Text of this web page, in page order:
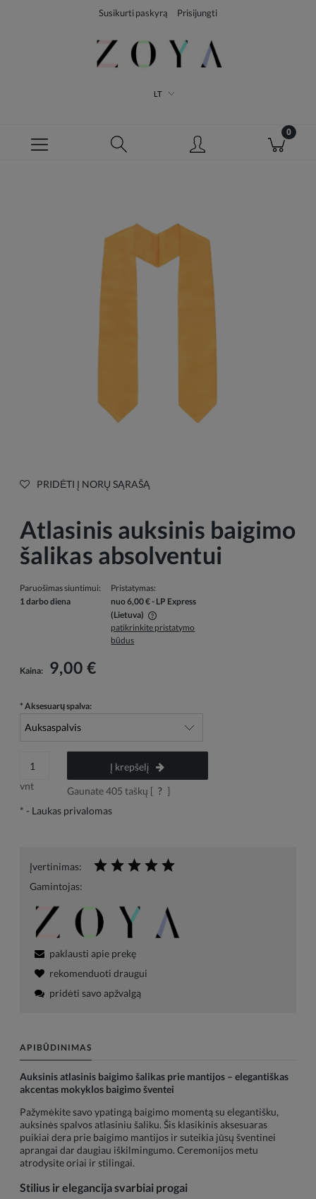
Susikurti paskyrą Prisijungti
LT
PRIDĖTI Į NORŲ SĄRAŠĄ
Atlasinis auksinis baigimo
šalikas absolventui
Paruošimas siuntimui:
1 darbo diena
Pristatymas:
nuo 6,00 €- LP Express
(Lietuva)
Į kainą neįskaičiuotos galimos mokėjimo išlaidos
patikrinkite pristatymo
būdus
Kaina: 9,00 €
* Aksesuarų spalva:
vnt
Į krepšelį
Gaunate405 taškų [ ? ]
* - Laukas privalomas
Įvertinimas:
Gamintojas:
paklausti apie prekę
rekomenduoti draugui
pridėti savo apžvalgą
APIBŪDINIMAS
Auksinis atlasinis baigimo šalikas prie mantijos – elegantiškas
akcentas mokyklos baigimo šventei
Pažymėkite savo ypatingą baigimo momentą su elegantišku,
auksinės spalvos atlasiniu šaliku. Šis klasikinis aksesuaras
puikiai dera prie baigimo mantijos ir suteikia jūsų šventinei
aprangai dar daugiau iškilmingumo. Ceremonijos metu
atrodysite oriai ir stilingai.
Stilius ir elegancija svarbiai progai